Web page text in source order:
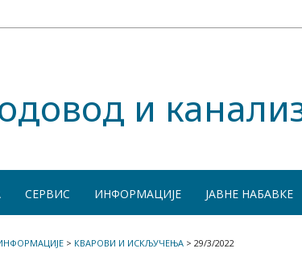
и
СЕРВИС ИНФОРМАЦИЈЕ ЈАВНЕ НАБАВКЕ
> КВАРОВИ И ИСКЉУЧЕЊА > 29/3/2022